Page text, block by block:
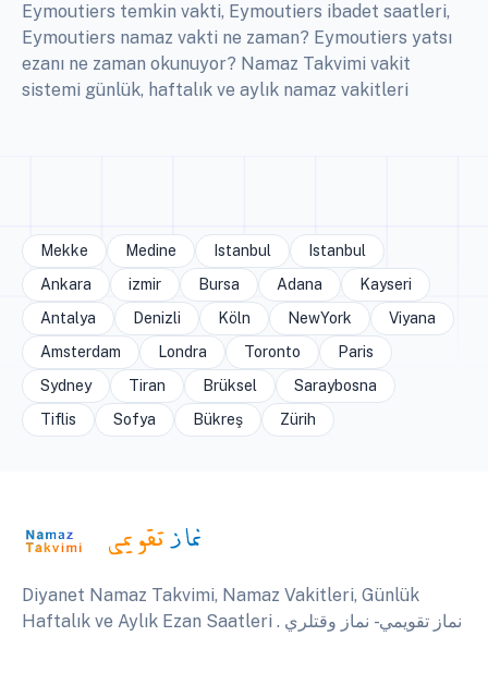
Eymoutiers temkin vakti, Eymoutiers ibadet saatleri,
Eymoutiers namaz vakti ne zaman? Eymoutiers yatsı
ezanı ne zaman okunuyor? Namaz Takvimi vakit
sistemi günlük, haftalık ve aylık namaz vakitleri
Mekke Medine Istanbul
Istanbul
Ankara
izmir Bursa Adana
Kayseri
Antalya
Denizli Köln NewYork
Viyana
Amsterdam
Londra Toronto
Paris
Sydney
Tiran Brüksel
Saraybosna
Tiflis
Sofya Bükreş Zürih
Diyanet Namaz Takvimi, Namaz Vakitleri, Günlük
Haftalık ve Aylık Ezan Saatleri . نماز تقويمي - نماز وقتلري